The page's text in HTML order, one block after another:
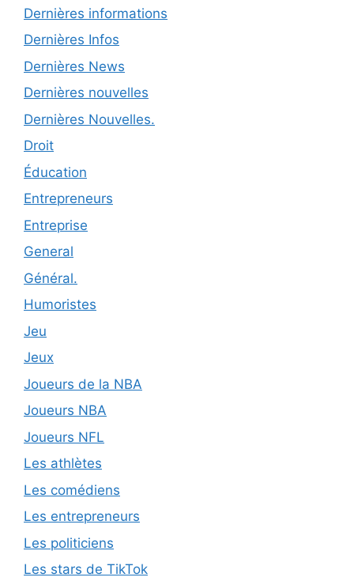
Dernières informations
Dernières Infos
Dernières News
Dernières nouvelles
Dernières Nouvelles.
Droit
Éducation
Entrepreneurs
Entreprise
General
Général.
Humoristes
Jeu
Jeux
Joueurs de la NBA
Joueurs NBA
Joueurs NFL
Les athlètes
Les comédiens
Les entrepreneurs
Les politiciens
Les stars de TikTok